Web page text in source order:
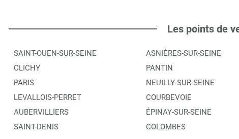
Les points de
SAINT-OUEN-SUR-SEINE
CLICHY
PARIS
LEVALLOIS-PERRET
AUBERVILLIERS
SAINT-DENIS
ASNIÈRES-SUR-SEINE
PANTIN
NEUILLY-SUR-SEINE
COURBEVOIE
ÉPINAY-SUR-SEINE
COLOMBES